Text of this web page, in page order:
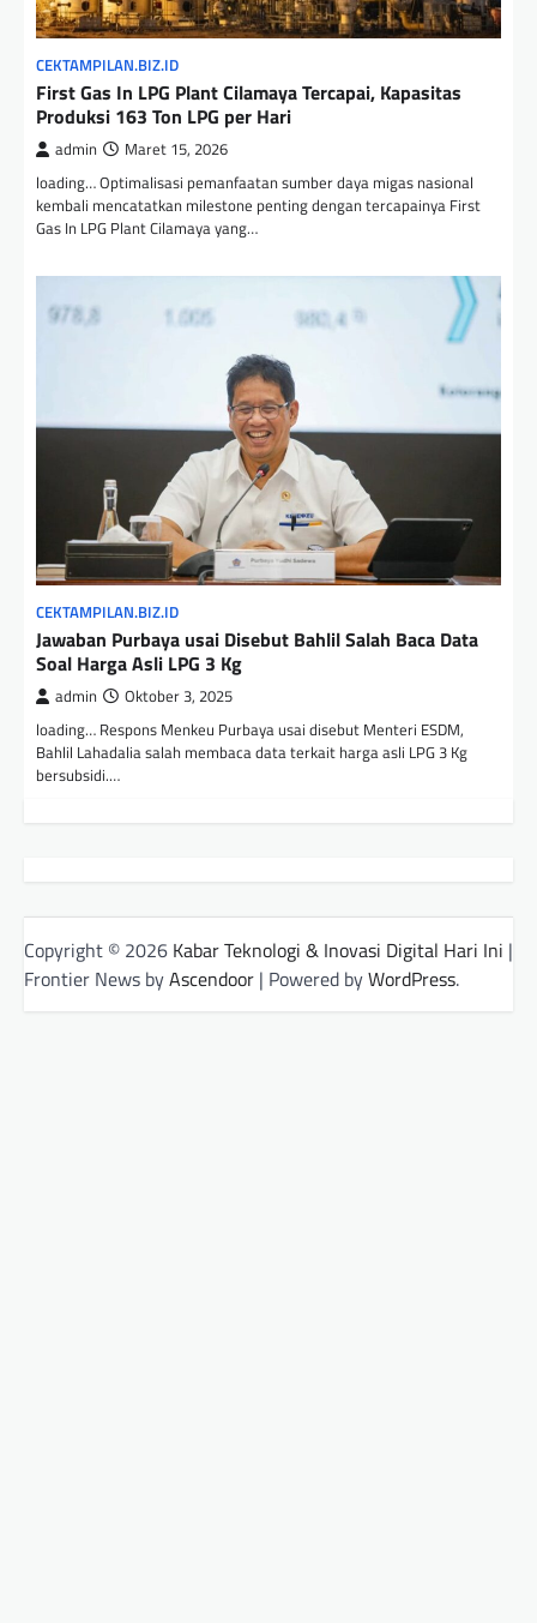
CEKTAMPILAN.BIZ.ID
First Gas In LPG Plant Cilamaya Tercapai, Kapasitas
Produksi 163 Ton LPG per Hari
admin Maret 15, 2026
loading… Optimalisasi pemanfaatan sumber daya migas nasional
kembali mencatatkan milestone penting dengan tercapainya First
Gas In LPG Plant Cilamaya yang…
CEKTAMPILAN.BIZ.ID
Jawaban Purbaya usai Disebut Bahlil Salah Baca Data
Soal Harga Asli LPG 3 Kg
admin Oktober 3, 2025
loading… Respons Menkeu Purbaya usai disebut Menteri ESDM,
Bahlil Lahadalia salah membaca data terkait harga asli LPG 3 Kg
bersubsidi.…
Copyright © 2026 Kabar Teknologi & Inovasi Digital Hari Ini |
Frontier News byAscendoor | Powered byWordPress.